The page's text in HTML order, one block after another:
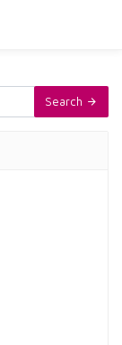
Search